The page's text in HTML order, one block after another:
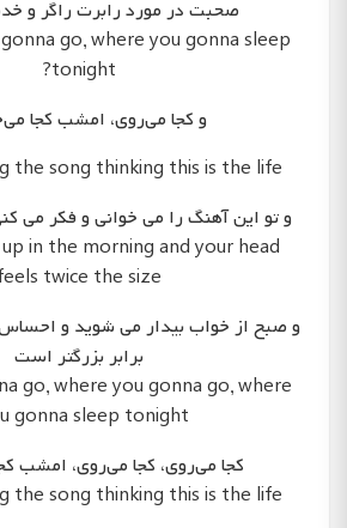
صحبت در مورد رابرت راگر و خدمه 1
go, where you gonna sleep
tonight?
و کجا می‌روی، امشب کجا
the song thinking this is the life
و تو این آهنگ را می خوانی و فکر می
in the morning and your head
twice the size
و صبح از خواب بیدار می شوید و
برابر بزرگتر است
go, where you gonna go, where
gonna sleep tonight?
کجا می‌روی، کجا می‌روی، امشب
the song thinking this is the life